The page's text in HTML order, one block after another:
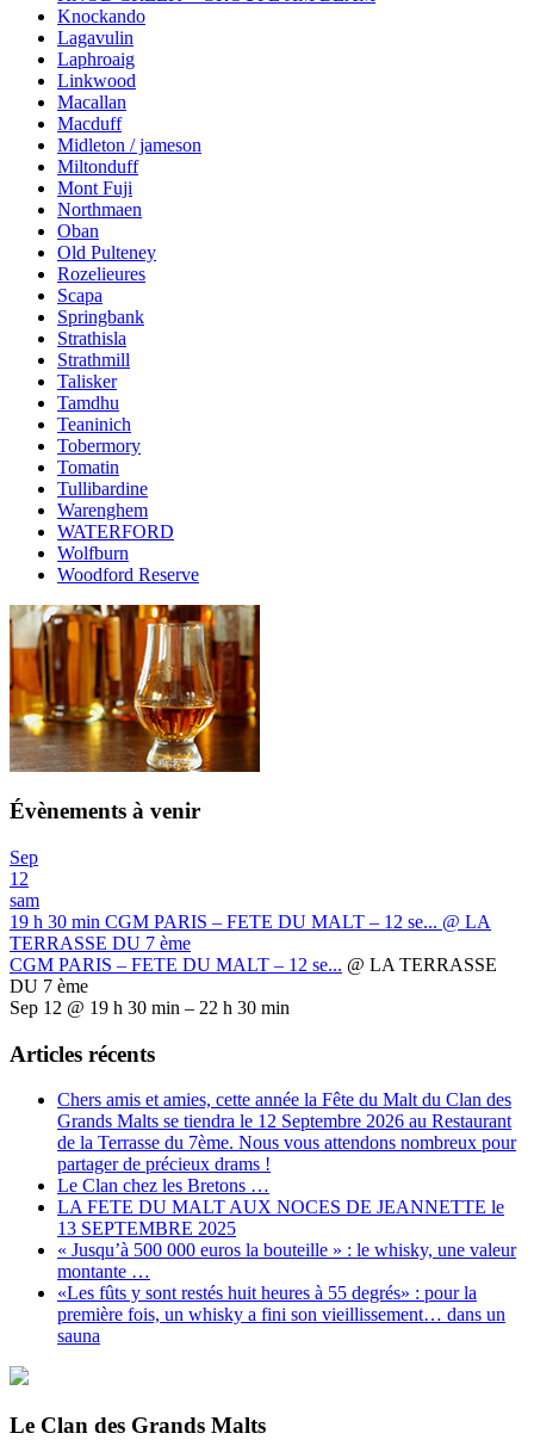
Knockando
Lagavulin
Laphroaig
Linkwood
Macallan
Macduff
Midleton / jameson
Miltonduff
Mont Fuji
Northmaen
Oban
Old Pulteney
Rozelieures
Scapa
Springbank
Strathisla
Strathmill
Talisker
Tamdhu
Teaninich
Tobermory
Tomatin
Tullibardine
Warenghem
WATERFORD
Wolfburn
Woodford Reserve
Évènements à venir
Sep
12
sam
19 h 30 min CGM PARIS – FETE DU MALT – 12 se... @ LA
TERRASSE DU 7 ème
CGM PARIS – FETE DU MALT – 12 se... @ LA TERRASSE
DU 7 ème
Sep 12 @ 19 h 30 min – 22 h 30 min
Articles récents
Chers amis et amies, cette année la Fête du Malt du Clan des
Grands Malts se tiendra le 12 Septembre 2026 au Restaurant
de la Terrasse du 7ème. Nous vous attendons nombreux pour
partager de précieux drams !
Le Clan chez les Bretons …
LA FETE DU MALT AUX NOCES DE JEANNETTE le
13 SEPTEMBRE 2025
« Jusqu’à 500 000 euros la bouteille » : le whisky, une valeur
montante …
«Les fûts y sont restés huit heures à 55 degrés» : pour la
première fois, un whisky a fini son vieillissement… dans un
sauna
Le Clan des Grands Malts